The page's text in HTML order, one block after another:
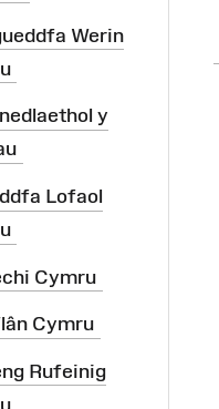
Werin
y
Lofaol
Cymru
Cymru
Rufeinig